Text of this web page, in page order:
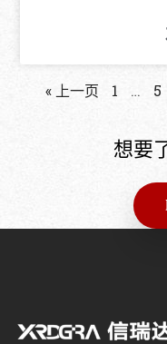
« 上一页 1 … 5
想要